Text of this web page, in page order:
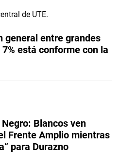
general entre grandes
está conforme con la
Blancos ven
Frente Amplio mientras
para Durazno